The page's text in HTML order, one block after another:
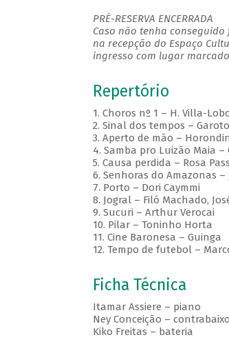
PRÉ-RESERVA ENCERRADA
Caso não tenha
na recepção do Espaço
ingresso com lugar
Repertório
1. Choros nº 1 – H. Villa-
2. Sinal dos tempos – Garoto
3. Aperto de mão –
4. Samba pro Luizão Maia –
5. Causa perdida – Rosa
6. Senhoras do Amazonas –
7. Porto – Dori Caymmi
8. Jogral – Filó Machado,
9. Sucuri – Arthur Verocai
10. Pilar – Toninho Horta
11. Cine Baronesa – Guinga
12. Tempo de futebol –
Ficha Técnica
Itamar Assiere – piano
Ney Conceição – contrabaixo
Kiko Freitas – bateria